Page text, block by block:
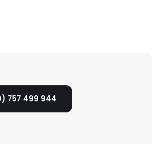
757 499 944